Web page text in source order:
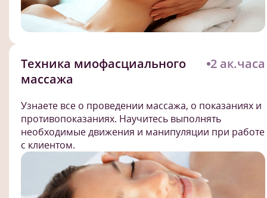
Техника миофасциального
массажа
2 ак.часа
Узнаете все о проведении массажа, о показаниях и
противопоказаниях. Научитесь выполнять
необходимые движения и манипуляции при работе
с клиентом.